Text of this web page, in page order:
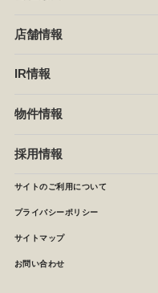
企業情報
セントラルキッチン
NEWS
店舗情報
椿屋珈琲
イタリアンダイニングDONA
店舗検索
IR情報
IRニュース
月次報告
決算短信
株主の皆様へ
よくあるご質問 (株主優待制度)
物件情報
採用情報
サイトのご利用について
プライバシーポリシー
サイトマップ
お問い合わせ